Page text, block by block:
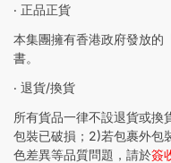
‧ 正品正貨
本集團擁有香港政府發放的
書。
‧ 退貨/換貨
所有貨品一律不設退貨或換
包裝已破損；2)若包裹外包
色差異等品質問題，請於簽